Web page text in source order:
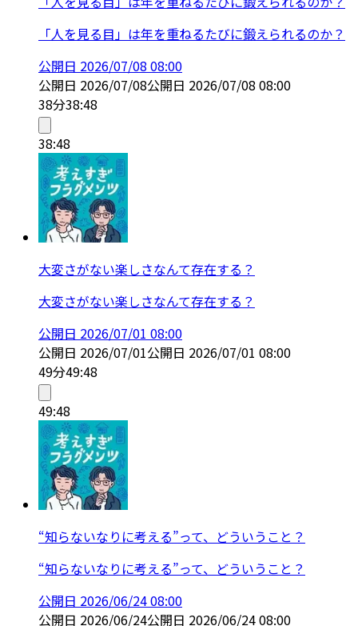
「人を見る目」は年を重ねるたびに鍛えられるのか？
公開日 2026/07/08 08:00
公開日 2026/07/08公開日 2026/07/08 08:00
38分38:48
38:48
大変さがない楽しさなんて存在する？
大変さがない楽しさなんて存在する？
公開日 2026/07/01 08:00
公開日 2026/07/01公開日 2026/07/01 08:00
49分49:48
49:48
“知らないなりに考える”って、どういうこと？
“知らないなりに考える”って、どういうこと？
公開日 2026/06/24 08:00
公開日 2026/06/24公開日 2026/06/24 08:00